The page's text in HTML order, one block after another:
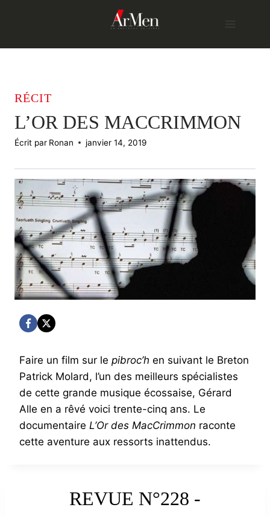
RÉCIT
L’OR DES MACCRIMMON
Écrit par Ronan janvier 14, 2019
Faire un film sur le pibroc’h en suivant le Breton
Patrick Molard, l’un des meilleurs spécialistes
de cette grande musique écossaise, Gérard
Alle en a rêvé voici trente-cinq ans. Le
documentaire L’Or des MacCrimmon raconte
cette aventure aux ressorts inattendus.
REVUE N°228 -